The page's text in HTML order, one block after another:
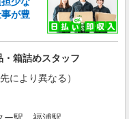
詳細を見る
NEW
シール貼り・梱包
交通費全額支給 ※夜勤は時
） ◆月収例
10時〜19時 週5日勤務の
以外にも神奈川県内（横
が豊
箱詰めスタッフ
により異なる）